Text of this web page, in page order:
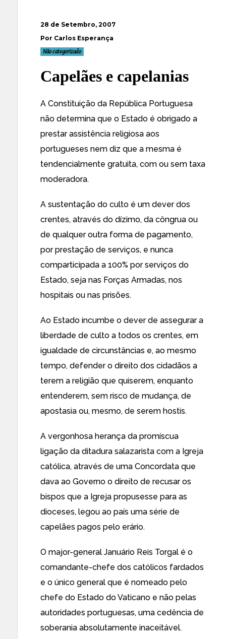
28 de Setembro, 2007
Por Carlos Esperança
Não categorizado
Capelães e capelanias
A Constituição da República Portuguesa
não determina que o Estado é obrigado a
prestar assistência religiosa aos
portugueses nem diz que a mesma é
tendencialmente gratuita, com ou sem taxa
moderadora.
A sustentação do culto é um dever dos
crentes, através do dízimo, da côngrua ou
de qualquer outra forma de pagamento,
por prestação de serviços, e nunca
comparticipada a 100% por serviços do
Estado, seja nas Forças Armadas, nos
hospitais ou nas prisões.
Ao Estado incumbe o dever de assegurar a
liberdade de culto a todos os crentes, em
igualdade de circunstâncias e, ao mesmo
tempo, defender o direito dos cidadãos a
terem a religião que quiserem, enquanto
entenderem, sem risco de mudança, de
apostasia ou, mesmo, de serem hostis.
A vergonhosa herança da promíscua
ligação da ditadura salazarista com a Igreja
católica, através de uma Concordata que
dava ao Governo o direito de recusar os
bispos que a Igreja propusesse para as
dioceses, legou ao país uma série de
capelães pagos pelo erário.
O major-general Januário Reis Torgal é o
comandante-chefe dos católicos fardados
e o único general que é nomeado pelo
chefe do Estado do Vaticano e não pelas
autoridades portuguesas, uma cedência de
soberania absolutamente inaceitável.